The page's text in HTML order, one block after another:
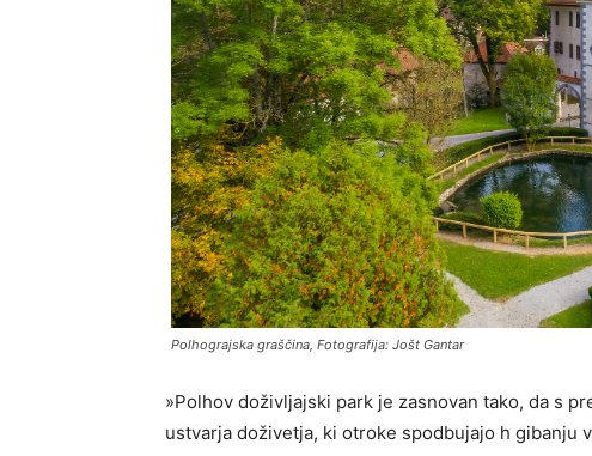
Polhograjska graščina, Fotografija: Jošt Gantar
»Polhov doživljajski park je zasnovan tako, da s
ustvarja doživetja, ki otroke spodbujajo h gibanju